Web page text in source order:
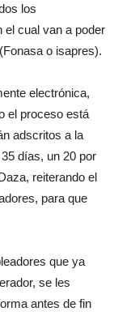
los
el cual van a poder
o isapres).
electrónica,
el proceso está
adscritos a la
días, un 20 por
reiterando el
para que
que ya
se les
antes de fin